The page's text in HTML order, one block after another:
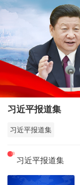
习近平报道集
习近平报道集
习近平报道集